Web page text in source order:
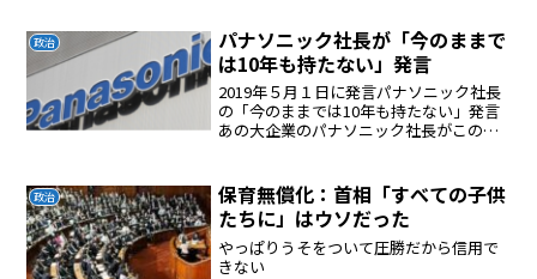
無理して受注して失敗もう大企業は衰退
あるのみの状態に陥ってい...
政治
パナソニック社長が「今のままで
は10年も持たない」発言
2019年５月１日に発言パナソニック社長
の「今のままでは10年も持たない」発言
あの大企業のパナソニック社長がこのよ
も？苦しんでいるのだろう。とにかく大
企業がどんどんリスト...
政治
保育無償化：首相「すべての子供
たちに」はウソだった
やっぱりうそをついて圧勝だから信用で
きない